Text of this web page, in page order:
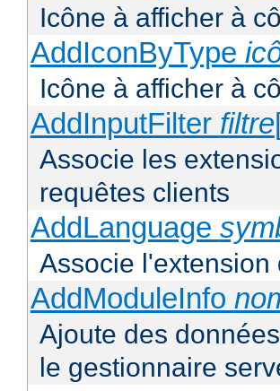
Icône à afficher à
AddIconByType
Icône à afficher à
AddInputFilter filtre
Associe les
requêtes clients
AddLanguage
Associe
AddModuleInfo
Ajoute des
le gestionnaire